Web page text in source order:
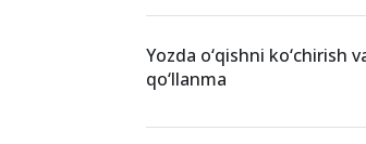
Yozda o‘qishni ko‘chirish
qo‘llanma